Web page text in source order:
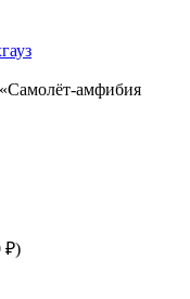
амфибия
₽)